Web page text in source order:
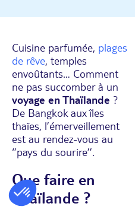
Cuisine parfumée, plages
de rêve, temples
envoûtants… Comment
ne pas succomber à un
voyage en Thaïlande ?
De Bangkok aux îles
thaïes, l’émerveillement
est au rendez-vous au
‘’pays du sourire’’.
Que faire en
Thaïlande ?